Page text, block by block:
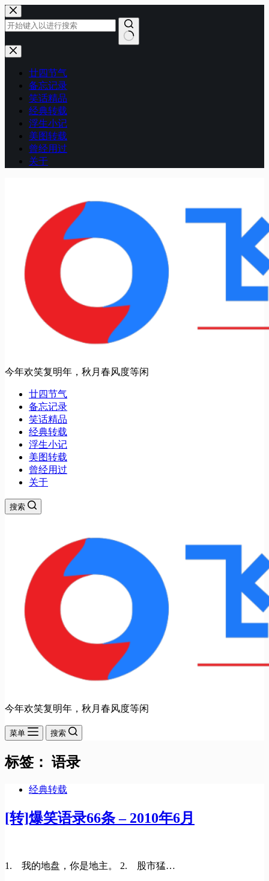
跳
至
内
容
无
廿四节气
备忘记录
笑话精品
经典转载
浮生小记
美图转载
曾经用过
关于
今年欢笑复明年，秋月春风度等闲
廿四节气
备忘记录
笑话精品
经典转载
浮生小记
美图转载
曾经用过
关于
搜索
今年欢笑复明年，秋月春风度等闲
菜单 搜索
标签： 语录
经典转载
[转]爆笑语录66条 – 2010年6月
1. 我的地盘，你是地主。 2. 股市猛…